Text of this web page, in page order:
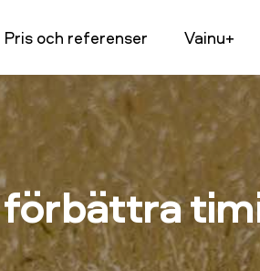
Pris och referenser Vainu+